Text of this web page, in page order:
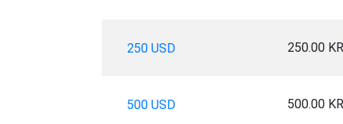
250 USD 250.00
500 USD 500.00